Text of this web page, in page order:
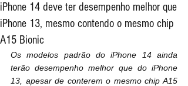
iPhone 14 deve ter desempenho melhor que
iPhone 13, mesmo contendo o mesmo chip
A15 Bionic
Os modelos padrão do iPhone 14 ainda
terão desempenho melhor que do iPhone
13, apesar de conterem o mesmo chip A15